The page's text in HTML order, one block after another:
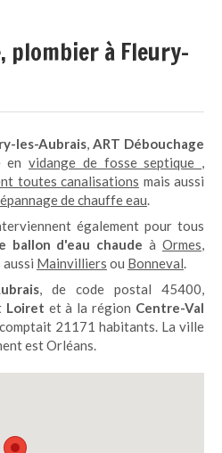
plombier à Fleury-
les-Aubrais, ART Débouchage
en vidange de fosse septique ,
toutes canalisations mais aussi
de chauffe eau.
également pour tous
ballon d'eau chaude à Ormes,
aussi Mainvilliers ou Bonneval.
, de code postal 45400,
Loiret et à la région Centre-Val
21171 habitants. La ville
est Orléans.